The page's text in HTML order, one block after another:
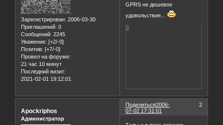
Зарегистрирован: 2006-03-30
Приглашений: 0
Сообщений: 2245
Уважение: [+2/-0]
Позитив: [+7/-0]
Провел на форуме:
21 час 10 минут
Последний визит:
2021-02-01 19:12:01
GPRS не дешевое
удовольствие...
0
Поделиться 2
2006-
07-02 17:31:01
Apockriphos
Администратор